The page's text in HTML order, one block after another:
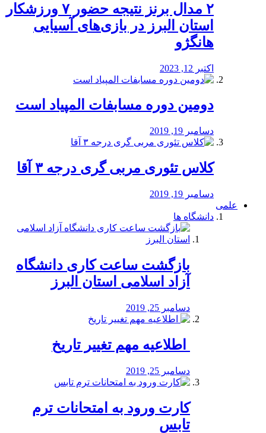
۲ مدال برنز نتیجه حضور ۷ ورزشکار
استان البرز در بازی‌های آسیایی
هانگژو
اکتبر 12, 2023
دومین دوره مسابفات المپیاد است
دسامبر 19, 2019
کلاس تئوری مربی گری درجه ۳ آقا
دسامبر 19, 2019
علمی
دانشگاه ها
بازگشت ساعت کاری دانشگاه
آزاد اسلامی استان البرز
دسامبر 25, 2019
️ اطلاعیه مهم تغییر تاریخ
دسامبر 25, 2019
کارت ورود به امتحانات ترم
تابس